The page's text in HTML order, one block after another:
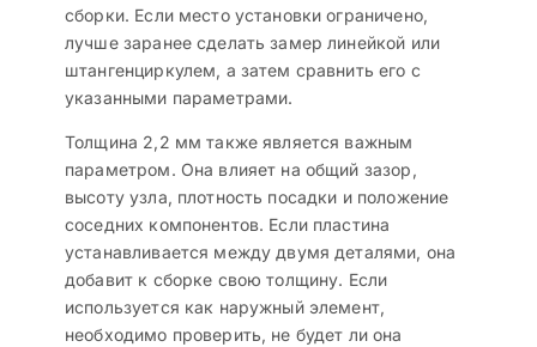
сборки. Если место установки ограничено,
лучше заранее сделать замер линейкой или
штангенциркулем, а затем сравнить его с
указанными параметрами.
Толщина 2,2 мм также является важным
параметром. Она влияет на общий зазор,
высоту узла, плотность посадки и положение
соседних компонентов. Если пластина
устанавливается между двумя деталями, она
добавит к сборке свою толщину. Если
используется как наружный элемент,
необходимо проверить, не будет ли она